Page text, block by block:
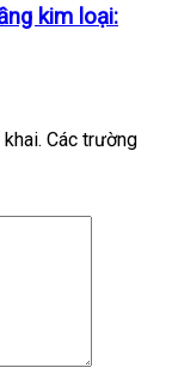
kim loại:
Các trường